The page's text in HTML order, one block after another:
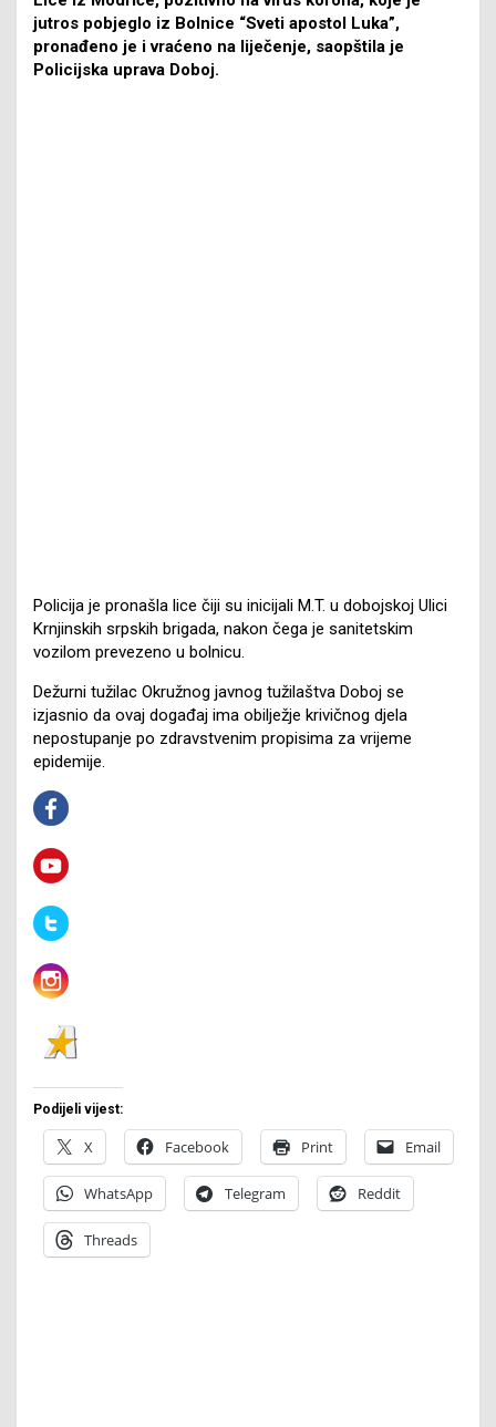
jutros pobjeglo iz Bolnice “Sveti apostol Luka”,
pronađeno je i vraćeno na liječenje, saopštila je
Policijska uprava Doboj.
Policija je pronašla lice čiji su inicijali M.T. u dobojskoj Ulici
Krnjinskih srpskih brigada, nakon čega je sanitetskim
vozilom prevezeno u bolnicu.
Dežurni tužilac Okružnog javnog tužilaštva Doboj se
izjasnio da ovaj događaj ima obilježje krivičnog djela
nepostupanje po zdravstvenim propisima za vrijeme
epidemije.
Podijeli vijest:
X Facebook Print Email
WhatsApp Telegram Reddit
Threads